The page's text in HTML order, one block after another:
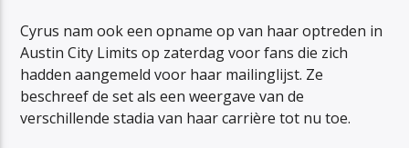
Cyrus nam ook een opname op van haar optreden in
Austin City Limits op zaterdag voor fans die zich
hadden aangemeld voor haar mailinglijst. Ze
beschreef de set als een weergave van de
verschillende stadia van haar carrière tot nu toe.